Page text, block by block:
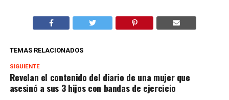
TEMAS RELACIONADOS
SIGUIENTE
Revelan el contenido del diario de una mujer que
asesinó a sus 3 hijos con bandas de ejercicio